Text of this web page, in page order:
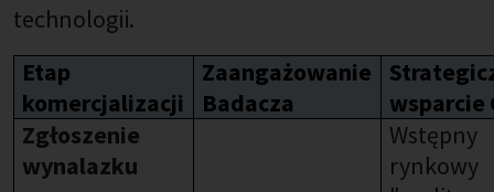
technologii.
Etap
komercjalizacji
Zaangażowanie
Badacza
wsparcie
Zgłoszenie
wynalazku
Wstępny
rynkowy